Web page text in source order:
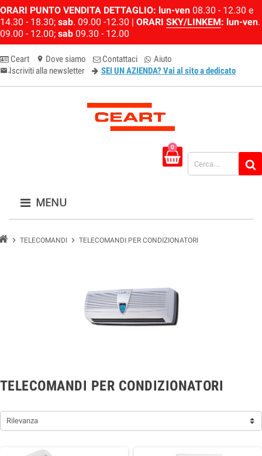
ORARI PUNTO VENDITA DETTAGLIO: lun-ven 08.30 - 12.30 e
14.30 - 18.30; sab. 09.00 -12.30 | ORARI SKY/LINKEM: lun-ven.
09.00 - 12.00; sab 09.30 - 12.00
Ceart location_on Dove siamo Contattaci Aiuto
email-newsletter
Iscriviti alla newsletter SEI UN AZIENDA? Vai al sito a dedicato
0
MENU
chevron_right TELECOMANDI chevron_right TELECOMANDI PER CONDIZIONATORI
TELECOMANDI PER CONDIZIONATORI
Rilevanza